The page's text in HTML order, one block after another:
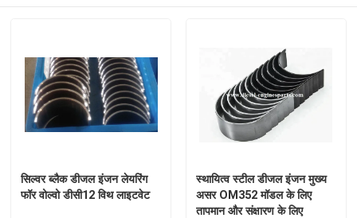
सिल्वर ब्लैक डीजल इंजन लेयरिंग
फॉर वोल्वो डीसी12 विथ लाइटवेट
स्थायित्व स्टील डीजल इंजन मुख्य
असर OM352 मॉडल के लिए
तापमान और संक्षारण के लिए